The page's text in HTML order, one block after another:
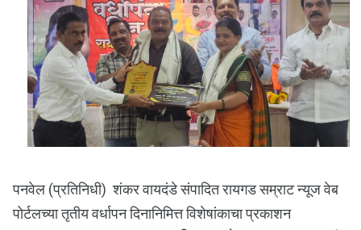
पनवेल (प्रतिनिधी) शंकर वायदंडे संपादित रायगड सम्राट न्यूज वेब
पोर्टलच्या तृतीय वर्धापन दिनानिमित्त विशेषांकाचा प्रकाशन